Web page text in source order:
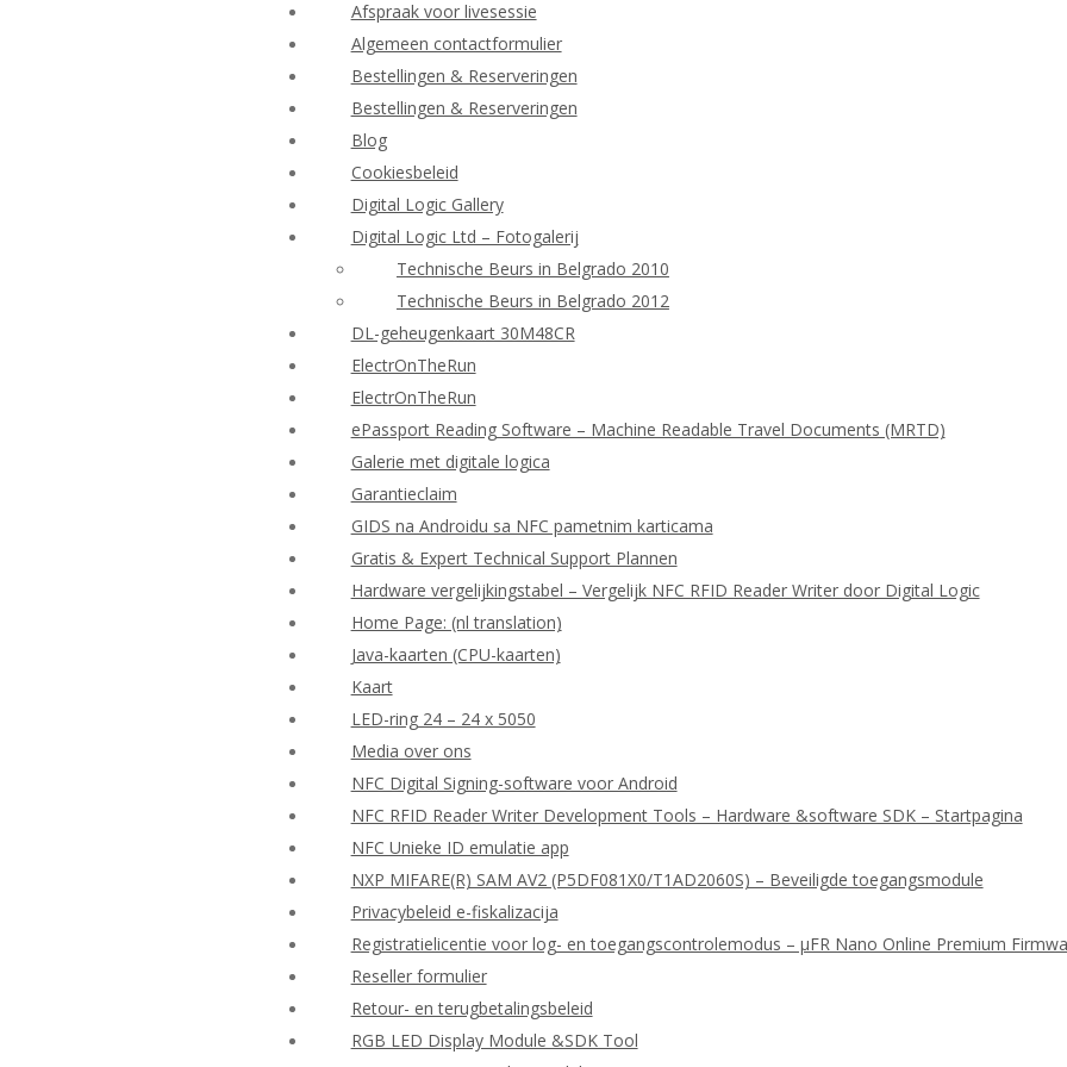
Afspraak voor livesessie
Algemeen contactformulier
Bestellingen & Reserveringen
Bestellingen & Reserveringen
Blog
Cookiesbeleid
Digital Logic Gallery
Digital Logic Ltd – Fotogalerij
Technische Beurs in Belgrado 2010
Technische Beurs in Belgrado 2012
DL-geheugenkaart 30M48CR
ElectrOnTheRun
ElectrOnTheRun
ePassport Reading Software – Machine Readable Travel Documents (MRTD)
Galerie met digitale logica
Garantieclaim
GIDS na Androidu sa NFC pametnim karticama
Gratis & Expert Technical Support Plannen
Hardware vergelijkingstabel – Vergelijk NFC RFID Reader Writer door Digital Logic
Home Page: (nl translation)
Java-kaarten (CPU-kaarten)
Kaart
LED-ring 24 – 24 x 5050
Media over ons
NFC Digital Signing-software voor Android
NFC RFID Reader Writer Development Tools – Hardware &software SDK – Startpagina
NFC Unieke ID emulatie app
NXP MIFARE(R) SAM AV2 (P5DF081X0/T1AD2060S) – Beveiligde toegangsmodule
Privacybeleid e-fiskalizacija
Registratielicentie voor log- en toegangscontrolemodus – μFR Nano Online Premium
Reseller formulier
Retour- en terugbetalingsbeleid
RGB LED Display Module &SDK Tool